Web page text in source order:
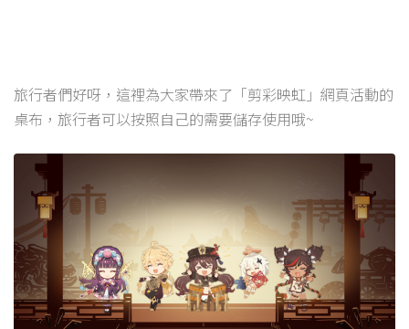
旅行者們好呀，這裡為大家帶來了「剪彩映虹」網頁活動的
桌布，旅行者可以按照自己的需要儲存使用哦~